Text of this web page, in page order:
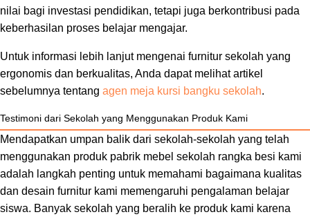
nilai bagi investasi pendidikan, tetapi juga berkontribusi pada
keberhasilan proses belajar mengajar.
Untuk informasi lebih lanjut mengenai furnitur sekolah yang
ergonomis dan berkualitas, Anda dapat melihat artikel
sebelumnya tentang agen meja kursi bangku sekolah.
Testimoni dari Sekolah yang Menggunakan Produk Kami
Mendapatkan umpan balik dari sekolah-sekolah yang telah
menggunakan produk pabrik mebel sekolah rangka besi kami
adalah langkah penting untuk memahami bagaimana kualitas
dan desain furnitur kami memengaruhi pengalaman belajar
siswa. Banyak sekolah yang beralih ke produk kami karena